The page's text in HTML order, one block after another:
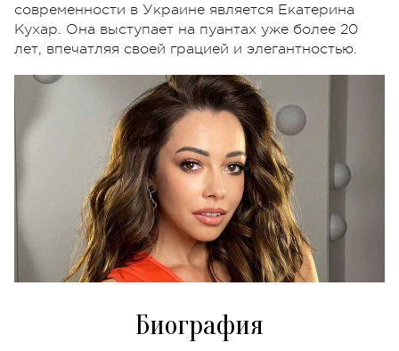
современности в Украине является Екатерина
Кухар. Она выступает на пуантах уже более 20
лет, впечатляя своей грацией и элегантностью.
Биография